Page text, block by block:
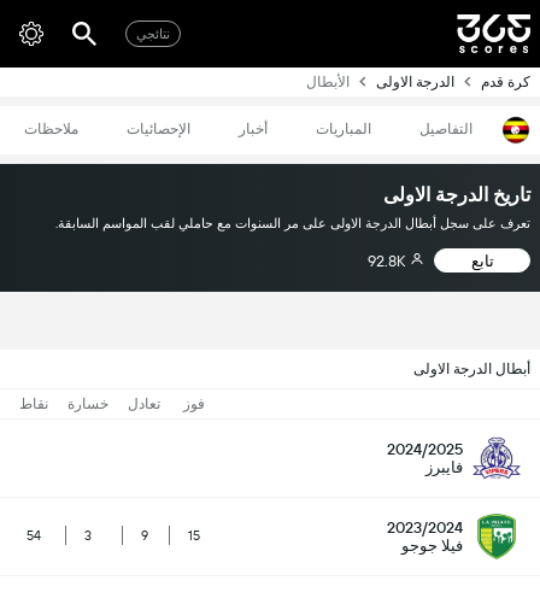
نتائجي
كرة قدم الدرجة الاولى الأبطال
التفاصيل المباريات أخبار الإحصائيات ملاحظات
تاريخ الدرجة الاولى
تعرف على سجل أبطال الدرجة الاولى على مر السنوات مع حاملي لقب المواسم السابقة.
تابع 92.8K
أبطال الدرجة الاولى
فوز تعادل خسارة نقاط
2024/2025
فايبرز
2023/2024
فيلا جوجو
15
9
3
54